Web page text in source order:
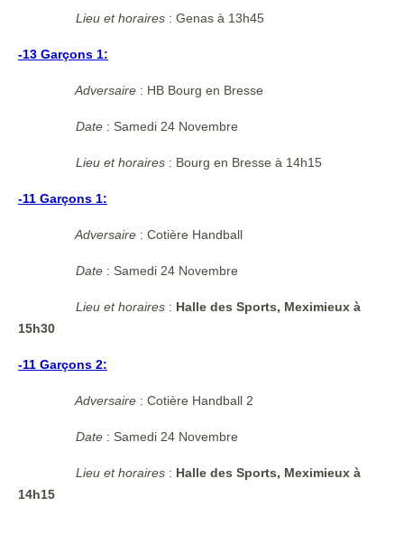
Lieu et horaires : Genas à 13h45
-13 Garçons 1:
Adversaire : HB Bourg en Bresse
Date : Samedi 24 Novembre
Lieu et horaires : Bourg en Bresse à 14h15
-11 Garçons 1:
Adversaire : Cotière Handball
Date : Samedi 24 Novembre
Lieu et horaires : Halle des Sports, Meximieux à
15h30
-11 Garçons 2:
Adversaire : Cotière Handball 2
Date : Samedi 24 Novembre
Lieu et horaires : Halle des Sports, Meximieux à
14h15